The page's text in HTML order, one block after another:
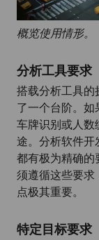
概览使用情形。
分析工具要求
搭载分析工具的
了一个台阶。
车牌识别或人数
途。分析软件开
都有极为精确
须遵循这些要求
点极其重要。
特定目标要求